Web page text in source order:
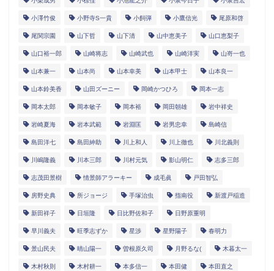
小澤竹俊 小野寺S一貴 小飼弾 小鷹信光 尾原和啓
尾関宗園 山下哲 山下清 山中恵美子 山口恵梨子
山口裕一郎 山崎将志 山崎武也 山崎洋実 山嵜一也
山本兼一 山本尚 山本幸美 山本甲士 山本良一
山本鈴美香 山田ズーニー 岡崎かつひろ 岡本一志
岡本太郎 岡本敏子 岡本裕 岡田朝雄 岩中祥史
岩崎夏海 岩本武範 岩淵匡 岩男忠幸 島崎信
島田洋七 島田紳助 川上和人 川上徹也 川北義則
川嶋隆義 川本三郎 川村元気 影山明仁 志多三郎
志茂田景樹 情景師アラーキー 成毛眞 戸田智弘
房野史典 所ジョージ 手塚治虫 指南役 新渡戸稲造
新田祥子 日垣隆 日比野佐和子 日野原重明
早川義夫 旺季志ずか 星渉 星野陽子 春明力
景山民夫 晴山陽一 曽根原久司 月野るな( 木暮太一
木村秋則 木村耕一 本多信一 本田健 本田直之